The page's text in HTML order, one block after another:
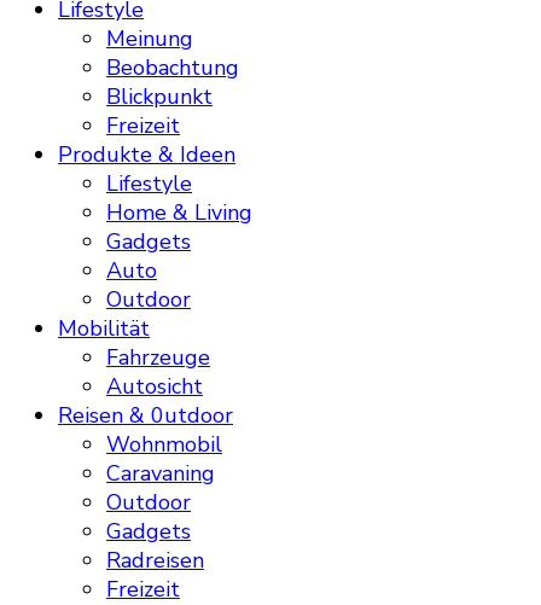
Lifestyle
Meinung
Beobachtung
Blickpunkt
Freizeit
Produkte & Ideen
Lifestyle
Home & Living
Gadgets
Auto
Outdoor
Mobilität
Fahrzeuge
Autosicht
Reisen & 0utdoor
Wohnmobil
Caravaning
Outdoor
Gadgets
Radreisen
Freizeit